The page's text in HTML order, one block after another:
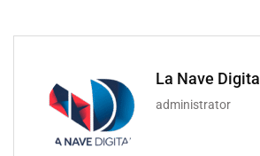
La Nave Digital
administrator